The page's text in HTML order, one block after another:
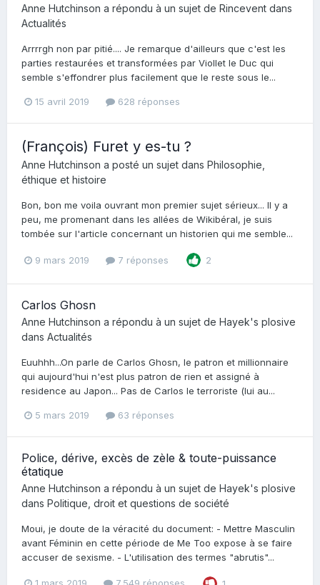
Anne Hutchinson a répondu à un sujet de Rincevent dans
Actualités
Arrrrgh non par pitié.... Je remarque d'ailleurs que c'est les
parties restaurées et transformées par Viollet le Duc qui
semble s'effondrer plus facilement que le reste sous le...
15 avril 2019 628 réponses
(François) Furet y es-tu ?
Anne Hutchinson a posté un sujet dans Philosophie,
éthique et histoire
Bon, bon me voila ouvrant mon premier sujet sérieux... Il y a
peu, me promenant dans les allées de Wikibéral, je suis
tombée sur l'article concernant un historien qui me semble...
9 mars 2019 7 réponses 2
Carlos Ghosn
Anne Hutchinson a répondu à un sujet de Hayek's plosive
dans Actualités
Euuhhh...On parle de Carlos Ghosn, le patron et millionnaire
qui aujourd'hui n'est plus patron de rien et assigné à
residence au Japon... Pas de Carlos le terroriste (lui au...
5 mars 2019 63 réponses
Police, dérive, excès de zèle & toute-puissance
étatique
Anne Hutchinson a répondu à un sujet de Hayek's plosive
dans Politique, droit et questions de société
Moui, je doute de la véracité du document: - Mettre Masculin
avant Féminin en cette période de Me Too expose à se faire
accuser de sexisme. - L'utilisation des termes "abrutis"...